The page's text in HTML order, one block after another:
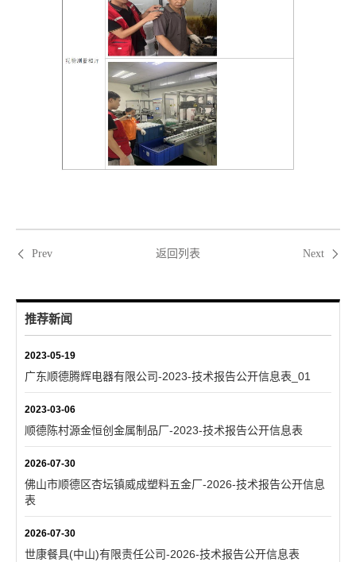
Prev 返回列表 Next
推荐新闻
2023-05-19
广东顺德腾辉电器有限公司-2023-技术报告公开信息表_01
2023-03-06
顺德陈村源金恒创金属制品厂-2023-技术报告公开信息表
2026-07-30
佛山市顺德区杏坛镇威成塑料五金厂-2026-技术报告公开信息
表
2026-07-30
世康餐具(中山)有限责任公司-2026-技术报告公开信息表